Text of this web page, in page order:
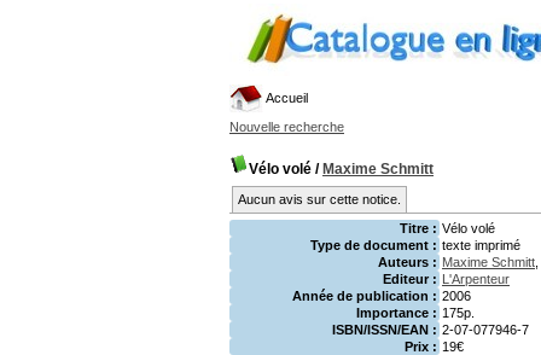
Accueil
Nouvelle recherche
Vélo volé / Maxime Schmitt
Aucun avis sur cette notice.
Titre : Vélo volé
Type de document : texte imprimé
Auteurs : Maxime Schmitt
Editeur : L'Arpenteur
Année de publication : 2006
Importance : 175p.
ISBN/ISSN/EAN : 2-07-077946-7
Prix : 19€